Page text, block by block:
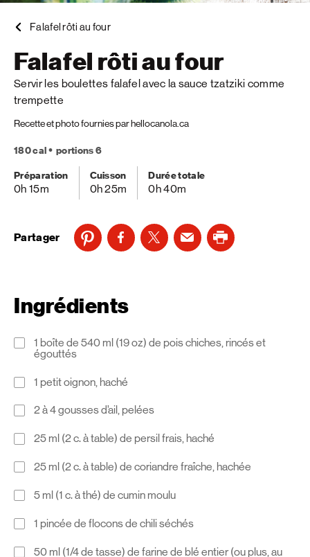
Falafel rôti au four
Falafel rôti au four
Servir les boulettes falafel avec la sauce tzatziki comme
trempette
Recette et photo fournies par hellocanola.ca
180 cal
portions 6
Préparation
0h 15m
Cuisson
0h 25m
Durée totale
0h 40m
Partager
Ingrédients
1 boîte de 540 ml (19 oz) de pois chiches, rincés et
égouttés
1 petit oignon, haché
2 à 4 gousses d’ail, pelées
25 ml (2 c. à table) de persil frais, haché
25 ml (2 c. à table) de coriandre fraîche, hachée
5 ml (1 c. à thé) de cumin moulu
1 pincée de flocons de chili séchés
50 ml (1/4 de tasse) de farine de blé entier (ou plus, au